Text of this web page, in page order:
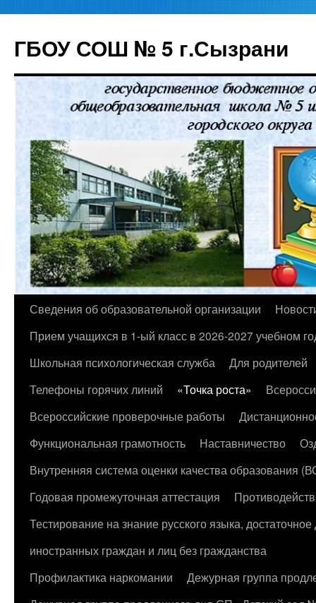
ГБОУ СОШ № 5 г.Сызрани
Перейти
содержимому
Сведения об образовательной организации
Прием учащихся в 1-ый класс в 2026-2027 учебном
Школьная психологическая служба
Для родителей
Телефоны горячих линий
«Точка роста»
Всероссийские проверочные работы
Функциональная грамотность
Наставничество
Внутренняя система оценки качества образования
Годовая промежуточная аттестация
Тестирование на знание русского языка,
иностранных граждан и лиц без гражданства
Профилактика наркомании
Дежурная группа